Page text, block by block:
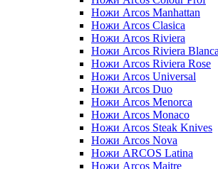
Ножи Arcos Manhattan
Ножи Arcos Clasica
Ножи Arcos Riviera
Ножи Arcos Riviera Blanca
Ножи Arcos Riviera Rose
Ножи Arcos Universal
Ножи Arcos Duo
Ножи Arcos Menorca
Ножи Arcos Monaco
Ножи Arcos Steak Knives
Ножи Arcos Nova
Ножи ARCOS Latina
Ножи Arcos Maitre